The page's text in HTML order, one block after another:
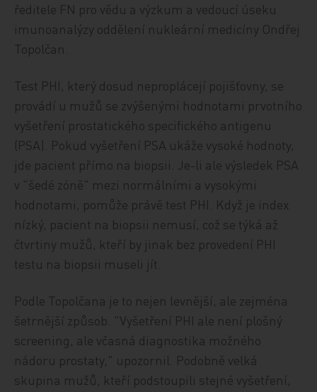
ředitele FN pro vědu a výzkum a vedoucí úseku
imunoanalýzy oddělení nukleární medicíny Ondřej
Topolčan.
Test PHI, který dosud neproplácejí pojišťovny, se
provádí u mužů se zvýšenými hodnotami prvotního
vyšetření prostatického specifického antigenu
(PSA). Pokud vyšetření PSA ukáže vysoké hodnoty,
jde pacient přímo na biopsii. Je-li ale výsledek PSA
v "šedé zóně" mezi normálními a vysokými
hodnotami, pomůže právě test PHI. Když je index
nízký, pacient na biopsii nemusí, což se týká až
čtvrtiny mužů, kteří by jinak bez provedení PHI
testu na biopsii museli jít.
Podle Topolčana je to nejen levnější, ale zejména
šetrnější způsob. "Vyšetření PHI ale není plošný
screening, ale včasná diagnostika možného
nádoru prostaty," upozornil. Podobně velká
skupina mužů, kteří podstoupili stejné vyšetření,